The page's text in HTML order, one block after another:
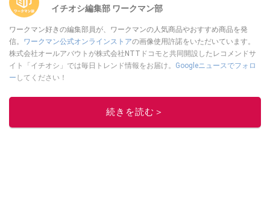
イチオシ編集部 ワークマン部
ワークマン好きの編集部員が、ワークマンの人気商品やおすすめ商品を発
信。 ワークマン公式オンラインストアの画像使用許諾をいただいています。
株式会社オールアバウトが株式会社NTTドコモと共同開設したレコメンドサ
イト「イチオシ」では毎日トレンド情報をお届け。 Googleニュースでフォロ
ー してください！
このイチオシストの他の記事を読む
続きを読む＞